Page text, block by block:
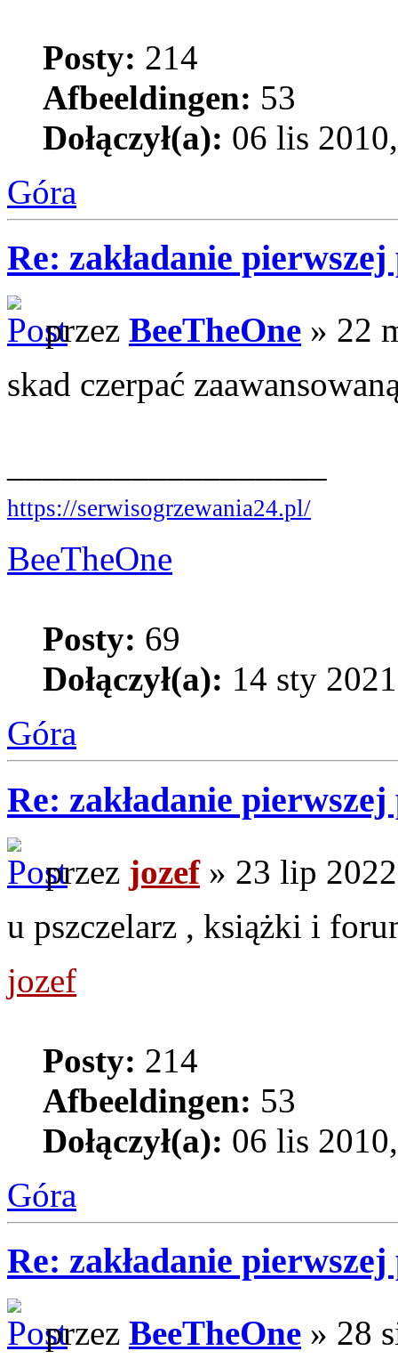
Posty: 214
Afbeeldingen: 53
Dołączył(a): 06 lis
Góra
Re: zakładanie
przez BeeTheOne » 22
skad czerpać
https://serwisogrzewania24.pl/
BeeTheOne
Posty: 69
Dołączył(a): 14 sty
Góra
Re: zakładanie
przez jozef» 23 lip
u pszczelarz , książki i
jozef
Posty: 214
Afbeeldingen: 53
Dołączył(a): 06 lis
Góra
Re: zakładanie
przez BeeTheOne » 28